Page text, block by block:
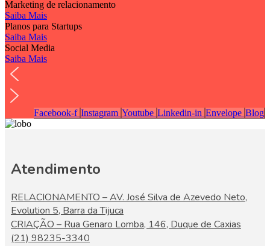
Marketing de relacionamento
Saiba Mais
Planos para Startups
Saiba Mais
Social Media
Saiba Mais
Facebook-f Instagram Youtube Linkedin-in Envelope Blog
Atendimento
RELACIONAMENTO – AV. José Silva de Azevedo Neto,
Evolution 5, Barra da Tijuca
CRIAÇÃO – Rua Genaro Lomba, 146, Duque de Caxias
(21) 98235-3340